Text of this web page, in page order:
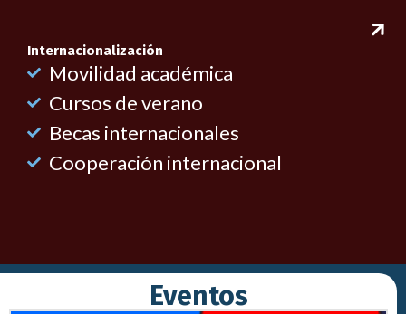
Internacionalización
Movilidad académica
Cursos de verano
Becas internacionales
Cooperación internacional
Eventos